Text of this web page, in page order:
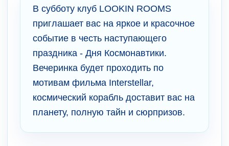
В субботу клуб LOOKIN ROOMS
приглашает вас на яркое и красочное
событие в честь наступающего
праздника - Дня Космонавтики.
Вечеринка будет проходить по
мотивам фильма Interstellar,
космический корабль доставит вас на
планету, полную тайн и сюрпризов.